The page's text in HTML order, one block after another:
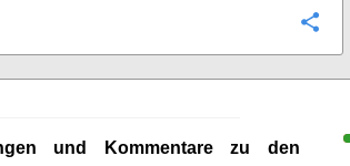
und Kommentare zu den